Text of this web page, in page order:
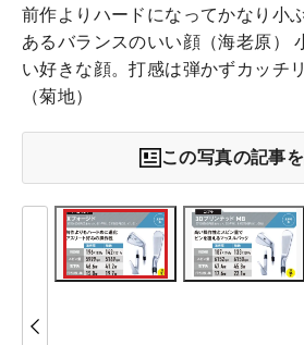
前作よりハードになってかなり小
あるバランスのいい顔（海老原）
い好きな顔。打感は弾かずカッチ
（菊地）
この写真の記事